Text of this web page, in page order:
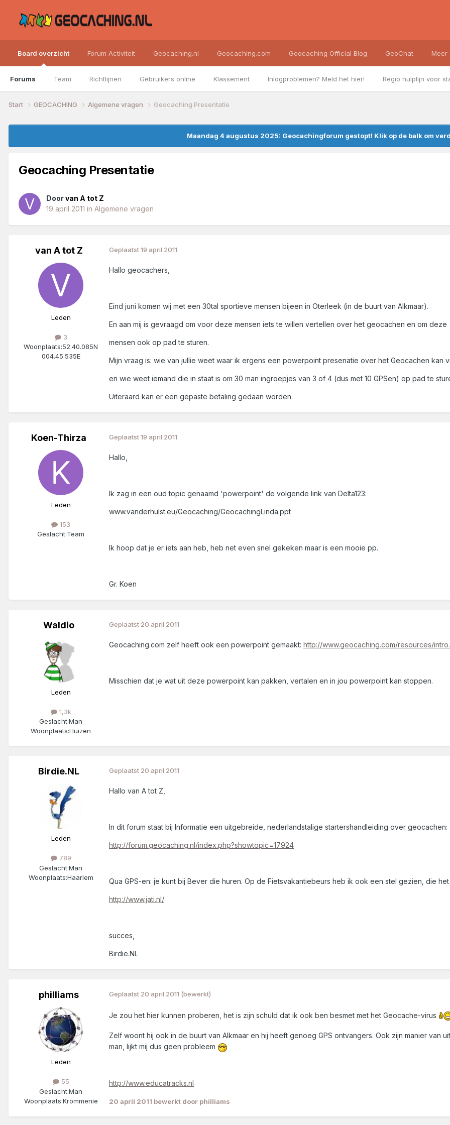
Board overzicht
Forums Team Richtlijnen Gebruikers online Klassement Inlogproblemen? Meld het hier! Regio hulplijn voor
Forum Activiteit Geocaching.nl Geocaching.com Geocaching Official Blog GeoChat Meer
Start GEOCACHING Algemene vragen Geocaching Presentatie
Maandag 4 augustus 2025: Geocachingforum gestopt! Klik op de balk om
Geocaching Presentatie
Doorvan A tot Z
19 april 2011 in Algemene vragen
van A tot Z
Leden
3
Woonplaats:52.40.085N
004.45.535E
Geplaatst19 april 2011
Hallo geocachers,
Eind juni komen wij met een 30tal sportieve mensen bijeen in Oterleek (in de buurt van Alkmaar).
En aan mij is gevraagd om voor deze mensen iets te willen vertellen over het geocachen en om deze
mensen ook op pad te sturen.
Mijn vraag is: wie van jullie weet waar ik ergens een powerpoint presenatie over het Geocachen kan
en wie weet iemand die in staat is om 30 man ingroepjes van 3 of 4 (dus met 10 GPSen) op pad te
Uiteraard kan er een gepaste betaling gedaan worden.
Koen-Thirza
Leden
153
Geslacht:Team
Geplaatst19 april 2011
Hallo,
Ik zag in een oud topic genaamd 'powerpoint' de volgende link van Delta123:
www.vanderhulst.eu/Geocaching/GeocachingLinda.ppt
Ik hoop dat je er iets aan heb, heb net even snel gekeken maar is een mooie pp.
Gr. Koen
Waldio
Leden
1,3k
Geslacht:Man
Woonplaats:Huizen
Geplaatst 20 april 2011
Geocaching.com zelf heeft ook een powerpoint gemaakt: http://www.geocaching.com/resources/
Misschien dat je wat uit deze powerpoint kan pakken, vertalen en in jou powerpoint kan stoppen.
Birdie.NL
Leden
789
Geslacht:Man
Woonplaats:Haarlem
Geplaatst 20 april 2011
Hallo van A tot Z,
In dit forum staat bij Informatie een uitgebreide, nederlandstalige startershandleiding over geocachen:
http://forum.geocaching.nl/index.php?showtopic=17924
Qua GPS-en: je kunt bij Bever die huren. Op de Fietsvakantiebeurs heb ik ook een stel gezien, die
http://www.jati.nl/
succes,
Birdie.NL
philliams
Leden
55
Geslacht:Man
Woonplaats:Krommenie
Geplaatst 20 april 2011 (bewerkt)
Je zou het hier kunnen proberen, het is zijn schuld dat ik ook ben besmet met het Geocache-virus
Zelf woont hij ook in de buurt van Alkmaar en hij heeft genoeg GPS ontvangers. Ook zijn manier van
man, lijkt mij dus geen probleem
http://www.educatracks.nl
20 april 2011 bewerkt door philliams